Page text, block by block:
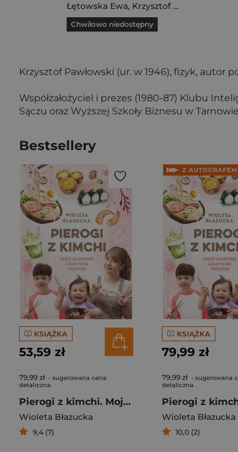
Łętowska Ewa, Krzysztof Pawłowski
Chwilowo niedostępny
Krzysztof Pawłowski (ur. w 1946), fizyk,
Współzałożyciel i prezes (1980-87) Klubu
Sączu oraz Wyższej Szkoły Biznesu w
Bestsellery
KSIĄŻKA
53,59 zł
79,99 zł - sugerowana cena
detaliczna
Pierogi z kimchi. Moje ulubione azjatyckie przepisy
Wioleta Błazucka
9,4 (7)
KSIĄŻKA
79,99 zł
79,99 zł - sugerowana
detaliczna
Wioleta Błazucka
10,0 (2)